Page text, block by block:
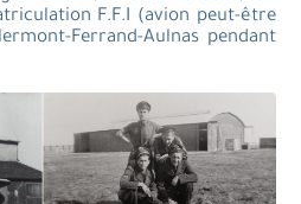
F.F.I (avion peut-être
Ferrand-Aulnas pendant